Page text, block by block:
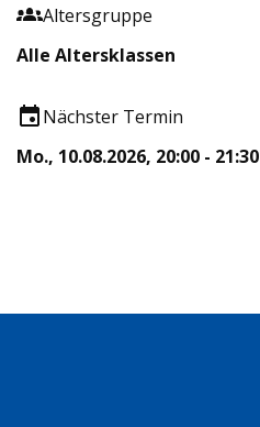
Altersgruppe
Alle Altersklassen
Nächster Termin
Mo., 10.08.2026, 20:00 - 21:30